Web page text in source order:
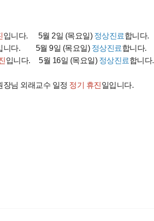
입니다. 5월 2일 (목요일) 정상진료합니다.
니다. 5월 9일 (목요일) 정상진료합니다.
입니다. 5월 16일 (목요일) 정상진료합니다.
님 외래교수 일정 정기 휴진일입니다.